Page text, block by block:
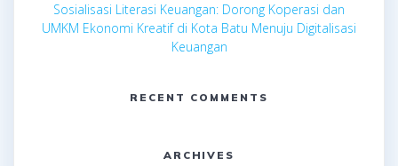
Sosialisasi Literasi Keuangan: Dorong Koperasi dan
UMKM Ekonomi Kreatif di Kota Batu Menuju Digitalisasi
Keuangan
RECENT COMMENTS
ARCHIVES